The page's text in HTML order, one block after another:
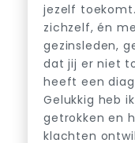
jezelf
zichzelf, én
gezinsleden,
dat jij er niet
heeft een
Gelukkig heb
getrokken en
klachten